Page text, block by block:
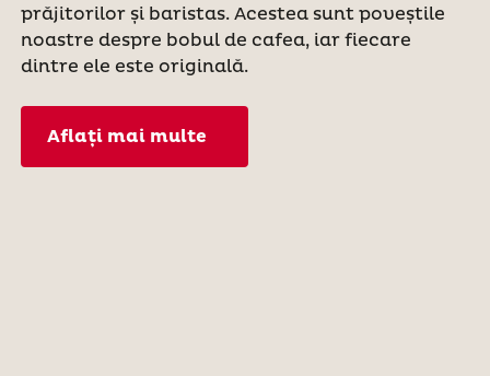
prăjitorilor și baristas. Acestea sunt poveștile
noastre despre bobul de cafea, iar fiecare
dintre ele este originală.
Aflați mai multe